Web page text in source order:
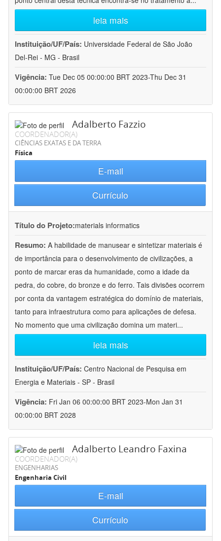
leia mais
Instituição/UF/País: Universidade Federal de São João
Del-Rei - MG - Brasil
Vigência: Tue Dec 05 00:00:00 BRT 2023-Thu Dec 31
00:00:00 BRT 2026
Adalberto Fazzio
COORDENADOR(A)
CIÊNCIAS EXATAS E DA TERRA
Física
E-mail
Currículo
Título do Projeto:materials informatics
Resumo: A habilidade de manusear e sintetizar materiais é
de importância para o desenvolvimento de civilizações, a
ponto de marcar eras da humanidade, como a idade da
pedra, do cobre, do bronze e do ferro. Tais divisões ocorrem
por conta da vantagem estratégica do domínio de materiais,
tanto para infraestrutura como para aplicações de defesa.
No momento que uma civilização domina um materi...
leia mais
Instituição/UF/País: Centro Nacional de Pesquisa em
Energia e Materiais - SP - Brasil
Vigência: Fri Jan 06 00:00:00 BRT 2023-Mon Jan 31
00:00:00 BRT 2028
Adalberto Leandro Faxina
COORDENADOR(A)
ENGENHARIAS
Engenharia Civil
E-mail
Currículo